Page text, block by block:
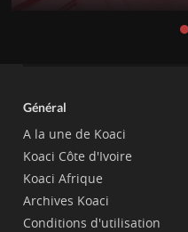
Général
A la une de Koaci
Koaci Côte d'Ivoire
Koaci Afrique
Archives Koaci
Conditions d'utilisation